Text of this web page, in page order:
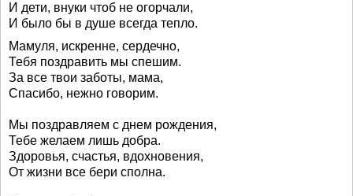
И дети, внуки чтоб не огорчали,
И было бы в душе всегда тепло.
Мамуля, искренне, сердечно,
Тебя поздравить мы спешим.
За все твои заботы, мама,
Спасибо, нежно говорим.
Мы поздравляем с днем рождения,
Тебе желаем лишь добра.
Здоровья, счастья, вдохновения,
От жизни все бери сполна.